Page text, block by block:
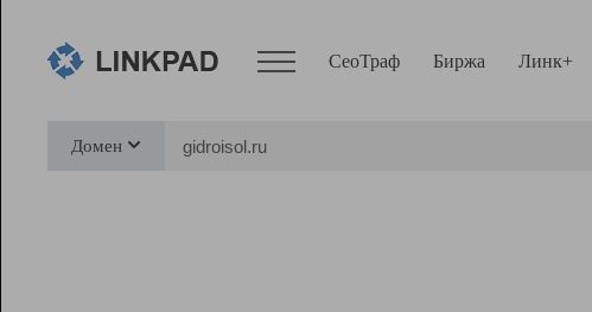
СеоТраф Биржа Линк+
Домен